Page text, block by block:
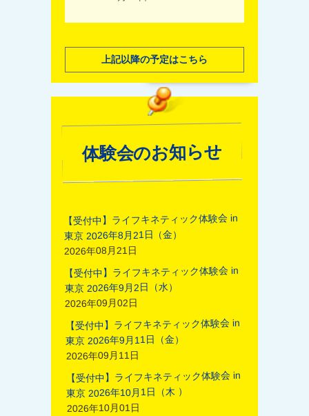
上記以降の予定はこちら
体験会のお知らせ
【受付中】ライフキネティック体験会 in
東京 2026年8月21日（金）
2026年08月21日
【受付中】ライフキネティック体験会 in
東京 2026年9月2日（水）
2026年09月02日
【受付中】ライフキネティック体験会 in
東京 2026年9月11日（金）
2026年09月11日
【受付中】ライフキネティック体験会 in
東京 2026年10月1日（木 ）
2026年10月01日